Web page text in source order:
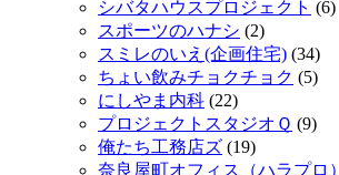
シバタハウスプロジェクト (6)
スポーツのハナシ (2)
スミレのいえ(企画住宅) (34)
ちょい飲みチョクチョク (5)
にしやま内科 (22)
プロジェクトスタジオＱ (9)
俺たち工務店ズ (19)
奈良屋町オフィス（ハラプロ）